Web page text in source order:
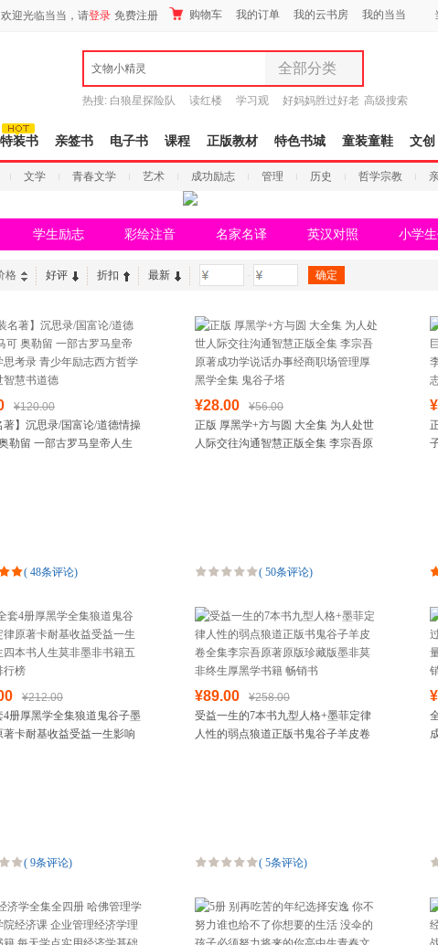
欢迎光临当当，请登录 免费注册 购物车 我的订单 我的云书房 我的当当
文物小精灵 全部分类
全部分类
图书
电子书
音像
时尚美妆
母婴用品
家居日用
家具装饰
服装
鞋
箱包皮具
手表饰品
电脑办公
家用电器
热搜: 白狼星探险队 读红楼 学习观
好妈妈胜过好老 高级搜索
特装书 亲签书 电子书 课程 正版教材 特色书城 童装童鞋 文创
文学 青春文学 艺术 成功励志 管理 历史 哲学宗教
学生励志 彩绘注音 名家名译 英汉对照 小学
格 好评 折扣 最新
¥120.00
著】沉思录/国富论/道德情操
勒留 一部古罗马皇帝人生
( 48条评论)
¥28.00
¥56.00
正版 厚黑学+方与圆 大全集 为人处世
人际交往沟通智慧正版全集 李宗吾原
( 50条评论)
¥212.00
4册厚黑学全集狼道鬼谷子墨
著卡耐基收益受益一生影响
( 9条评论)
¥89.00
¥258.00
受益一生的7本书九型人格+墨菲定律
人性的弱点狼道正版书鬼谷子羊皮卷
( 5条评论)